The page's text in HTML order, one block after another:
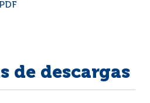
de descargas